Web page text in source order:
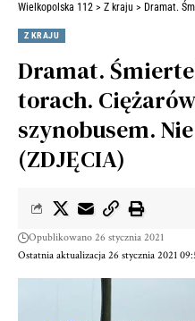
Wielkopolska 112 > Z kraju > Dramat. Śmiertelny
Z KRAJU
Dramat.
torach.
szynobusem.
(ZDJĘCIA)
Ostatnia aktualizacja 26 stycznia 2021
Opublikowano 26 stycznia 2021